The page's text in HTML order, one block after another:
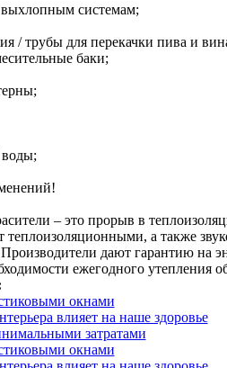
системам;
/ трубы для перекачки пива и
баки;
воды;
– это прорыв в
а также
дают гарантию на
ежегодного утепления
окнами
влияет на наше здоровье
затратами
окнами